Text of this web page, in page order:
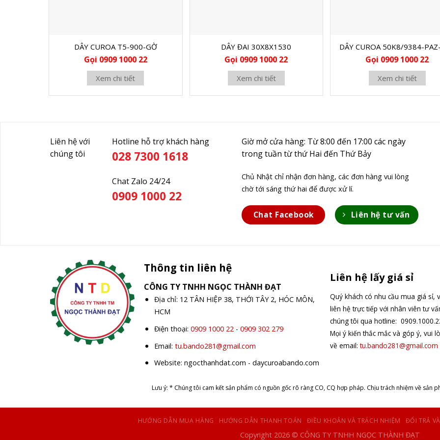
DÂY CUROA T5-900-GỜ
Gọi 0909 1000 22
Xem chi tiết
DÂY ĐAI 30X8X1530
Gọi 0909 1000 22
Xem chi tiết
DÂY CUROA 50K8/9384-
Gọi 0909 1000 22
Xem chi tiết
Liên hệ với
chúng tôi
Hotline hỗ trợ khách hàng
028 7300 1618
Chat Zalo 24/24
0909 1000 22
Giờ mở cửa hàng: Từ 8:00 đến 17:00 các ngày
trong tuần từ thứ Hai đến Thứ Bảy
Chủ Nhật chỉ nhận đơn hàng, các đơn hàng vui lòng
chờ tới sáng thứ hai để được xử lí.
Chat Facebook Liên hệ tư vấn
Thông tin liên hệ
CÔNG TY TNHH NGỌC THÀNH ĐẠT
Địa chỉ: 12 TÂN HIỆP 38, THỚI TÂY 2, HÓC MÔN,
HCM
Điện thoại:0909 1000 22 -0909 302 279
Email:tu.bando281@gmail.com
Website: ngocthanhdat.com - daycuroabando.com
Liên hệ lấy giá sỉ
Quý khách có nhu cầu mua giá sỉ,
liên hệ trực tiếp với nhân viên tư
chúng tôi qua hotline:
Mọi ý kiến thắc mắc và góp ý, vui
về email:tu.bando281@gmail.com
Lưu ý: * Chúng tôi cam kết sản phẩm có nguồn gốc rõ ràng CO, CQ hợp pháp. Chịu trách nhiệm về sản
HƯỚNG DẪN MUA HÀNG HƯỚNG DẪN THANH TOÁN ĐIỀU KHOẢN VÀ TRÁCH NHIỆM ĐỔI TRẢ
Copyright 2026 © CÔNG TY TNHH NGỌC THÀNH ĐẠT